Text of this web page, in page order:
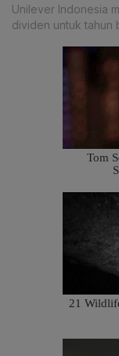
Unilever Indonesia
dividen untuk tahun